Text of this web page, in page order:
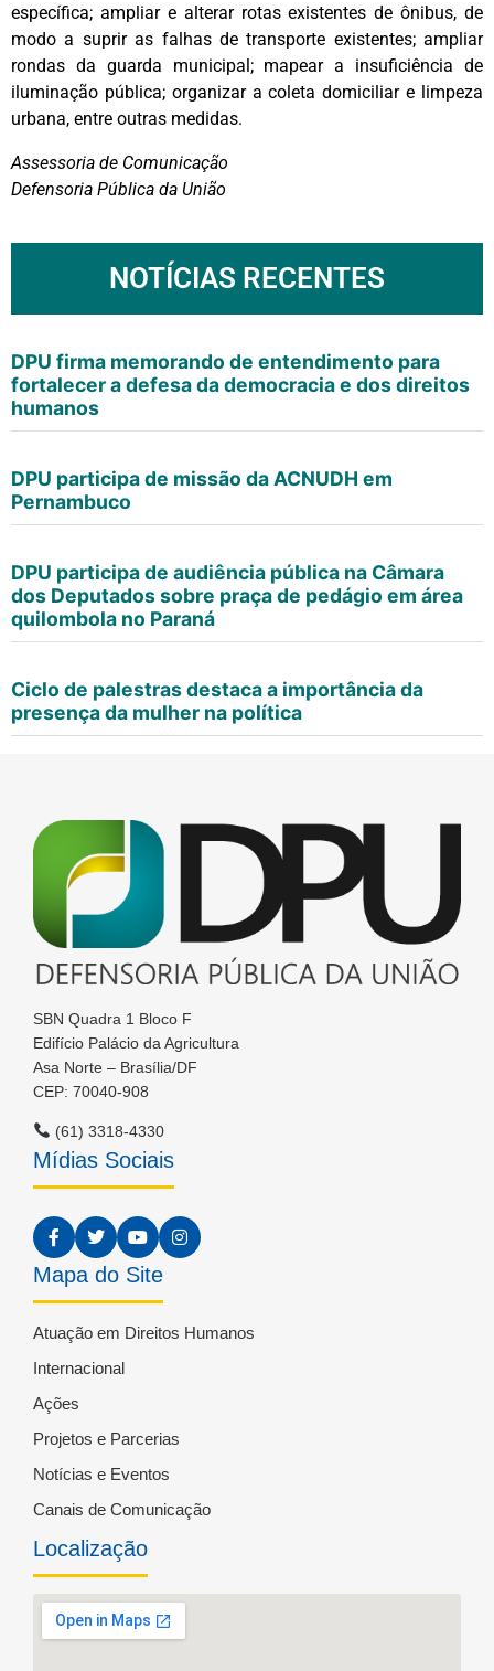
específica; ampliar e alterar rotas existentes de ônibus, de
modo a suprir as falhas de transporte existentes; ampliar
rondas da guarda municipal; mapear a insuficiência de
iluminação pública; organizar a coleta domiciliar e limpeza
urbana, entre outras medidas.
Assessoria de Comunicação
Defensoria Pública da União
NOTÍCIAS RECENTES
DPU firma memorando de entendimento para
fortalecer a defesa da democracia e dos direitos
humanos
DPU participa de missão da ACNUDH em
Pernambuco
DPU participa de audiência pública na Câmara
dos Deputados sobre praça de pedágio em área
quilombola no Paraná
Ciclo de palestras destaca a importância da
presença da mulher na política
SBN Quadra 1 Bloco F
Edifício Palácio da Agricultura
Asa Norte – Brasília/DF
CEP: 70040-908
(61) 3318-4330
Mídias Sociais
Mapa do Site
Atuação em Direitos Humanos
Internacional
Ações
Projetos e Parcerias
Notícias e Eventos
Canais de Comunicação
Localização